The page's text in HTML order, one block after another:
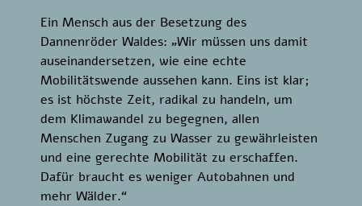
Ein Mensch aus der Besetzung des
Dannenröder Waldes: „Wir müssen uns damit
auseinandersetzen, wie eine echte
Mobilitätswende aussehen kann. Eins ist klar;
es ist höchste Zeit, radikal zu handeln, um
dem Klimawandel zu begegnen, allen
Menschen Zugang zu Wasser zu gewährleisten
und eine gerechte Mobilität zu erschaffen.
Dafür braucht es weniger Autobahnen und
mehr Wälder.“